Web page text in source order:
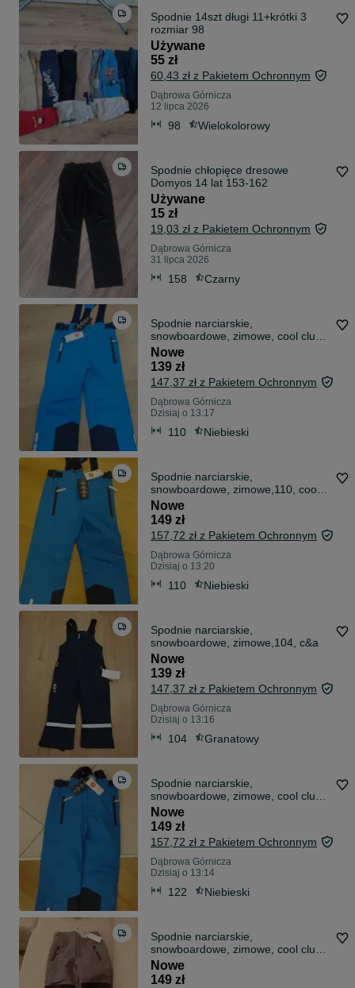
Spodnie 14szt długi 11+krótki 3
rozmiar 98
Używane
55 zł
60,43 zł z Pakietem Ochronnym
Dąbrowa Górnicza
12 lipca 2026
98 Wielokolorowy
Spodnie chłopięce dresowe
Domyos 14 lat 153-162
Używane
15 zł
19,03 zł z Pakietem Ochronnym
Dąbrowa Górnicza
31 lipca 2026
158 Czarny
Spodnie narciarskie,
snowboardowe, zimowe, cool club,
smyk,110
Nowe
139 zł
147,37 zł z Pakietem Ochronnym
Dąbrowa Górnicza
Dzisiaj o 13:17
110 Niebieski
Spodnie narciarskie,
snowboardowe, zimowe,110, cool
club, smyk
Nowe
149 zł
157,72 zł z Pakietem Ochronnym
Dąbrowa Górnicza
Dzisiaj o 13:20
110 Niebieski
Spodnie narciarskie,
snowboardowe, zimowe,104, c&a
Nowe
139 zł
147,37 zł z Pakietem Ochronnym
Dąbrowa Górnicza
Dzisiaj o 13:16
104 Granatowy
Spodnie narciarskie,
snowboardowe, zimowe, cool club,
smyk,122
Nowe
149 zł
157,72 zł z Pakietem Ochronnym
Dąbrowa Górnicza
Dzisiaj o 13:14
122 Niebieski
Spodnie narciarskie,
snowboardowe, zimowe, cool club,
smyk,134,
Nowe
149 zł